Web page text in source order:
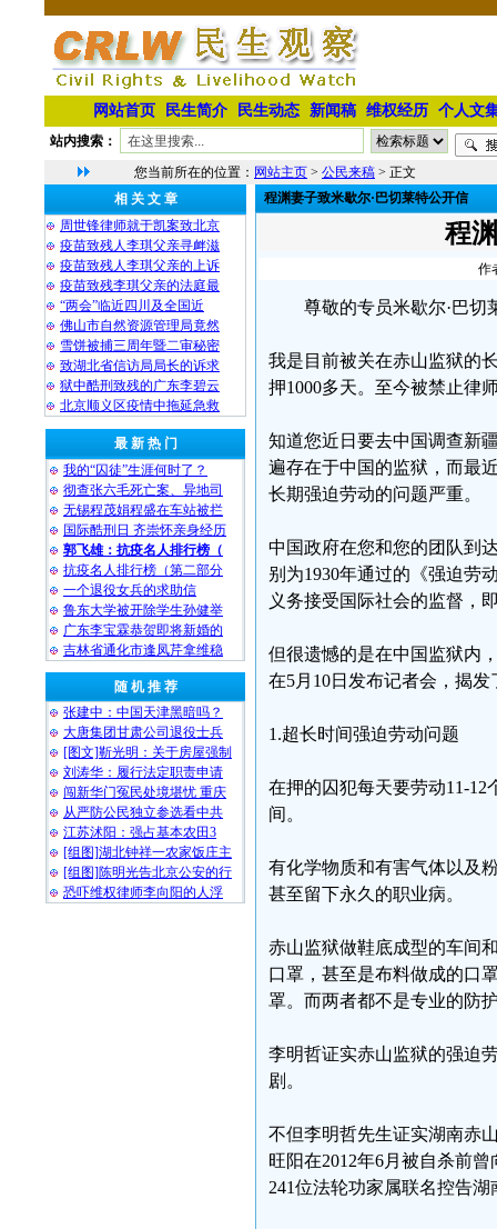
网站首页 民生简介 民生动态 新闻稿 维权经历 个人文
站内搜索：
您当前所在的位置： 网站主页 > 公民来稿 > 正文
相 关 文 章
周世锋律师就于凯案致北京
疫苗致残人李琪父亲寻衅滋
疫苗致残人李琪父亲的上诉
疫苗致残李琪父亲的法庭最
“两会”临近四川及全国近
佛山市自然资源管理局竟然
雪饼被捕三周年暨二审秘密
致湖北省信访局局长的诉求
狱中酷刑致残的广东李碧云
北京顺义区疫情中拖延急救
最 新 热 门
我的“囚徒”生涯何时了？
彻查张六毛死亡案、异地司
无锡程茂娟程盛在车站被拦
国际酷刑日 齐崇怀亲身经历
郭飞雄：抗疫名人排行榜（
抗疫名人排行榜（第二部分
一个退役女兵的求助信
鲁东大学被开除学生孙健举
广东李宝霖恭贺即将新婚的
吉林省通化市逢凤芹拿维稳
随 机 推 荐
张建中：中国天津黑暗吗？
大唐集团甘肃公司退役士兵
[图文]靳光明：关于房屋强制
刘涛华：履行法定职责申请
闯新华门冤民处境堪忧 重庆
从严防公民独立参选看中共
江苏沭阳：强占基本农田3
[组图]湖北钟祥一农家饭庄主
[组图]陈明光告北京公安的行
恐吓维权律师李向阳的人浮
程渊妻子致米歇尔·巴切莱特公开信
程
作
尊敬的专员米歇尔·巴切
我是目前被关在赤山监狱的
押1000多天。至今被禁止律
知道您近日要去中国调查新
遍存在于中国的监狱，而最
长期强迫劳动的问题严重。
中国政府在您和您的团队到
别为1930年通过的《强迫劳
义务接受国际社会的监督，
但很遗憾的是在中国监狱内
在5月10日发布记者会，揭
1.超长时间强迫劳动问题
在押的囚犯每天要劳动11-12
间。
有化学物质和有害气体以及
甚至留下永久的职业病。
赤山监狱做鞋底成型的车间
口罩，甚至是布料做成的口
罩。而两者都不是专业的防
李明哲证实赤山监狱的强迫
剧。
不但李明哲先生证实湖南赤
旺阳在2012年6月被自杀前
241位法轮功家属联名控告